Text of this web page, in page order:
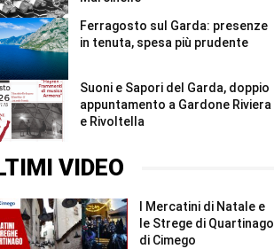
Ferragosto sul Garda: presenze
in tenuta, spesa più prudente
Suoni e Sapori del Garda, doppio
appuntamento a Gardone Riviera
e Rivoltella
VIDEO
I Mercatini di Natale e
le Strege di Quartinago
di Cimego